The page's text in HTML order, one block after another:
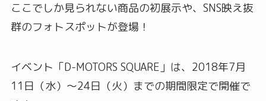
ここでしか見られない商品の初展示や、SNS映え抜
群のフォトスポットが登場！
イベント「D-MOTORS SQUARE」は、2018年7月
11日（水）～24日（火）までの期間限定で開催で